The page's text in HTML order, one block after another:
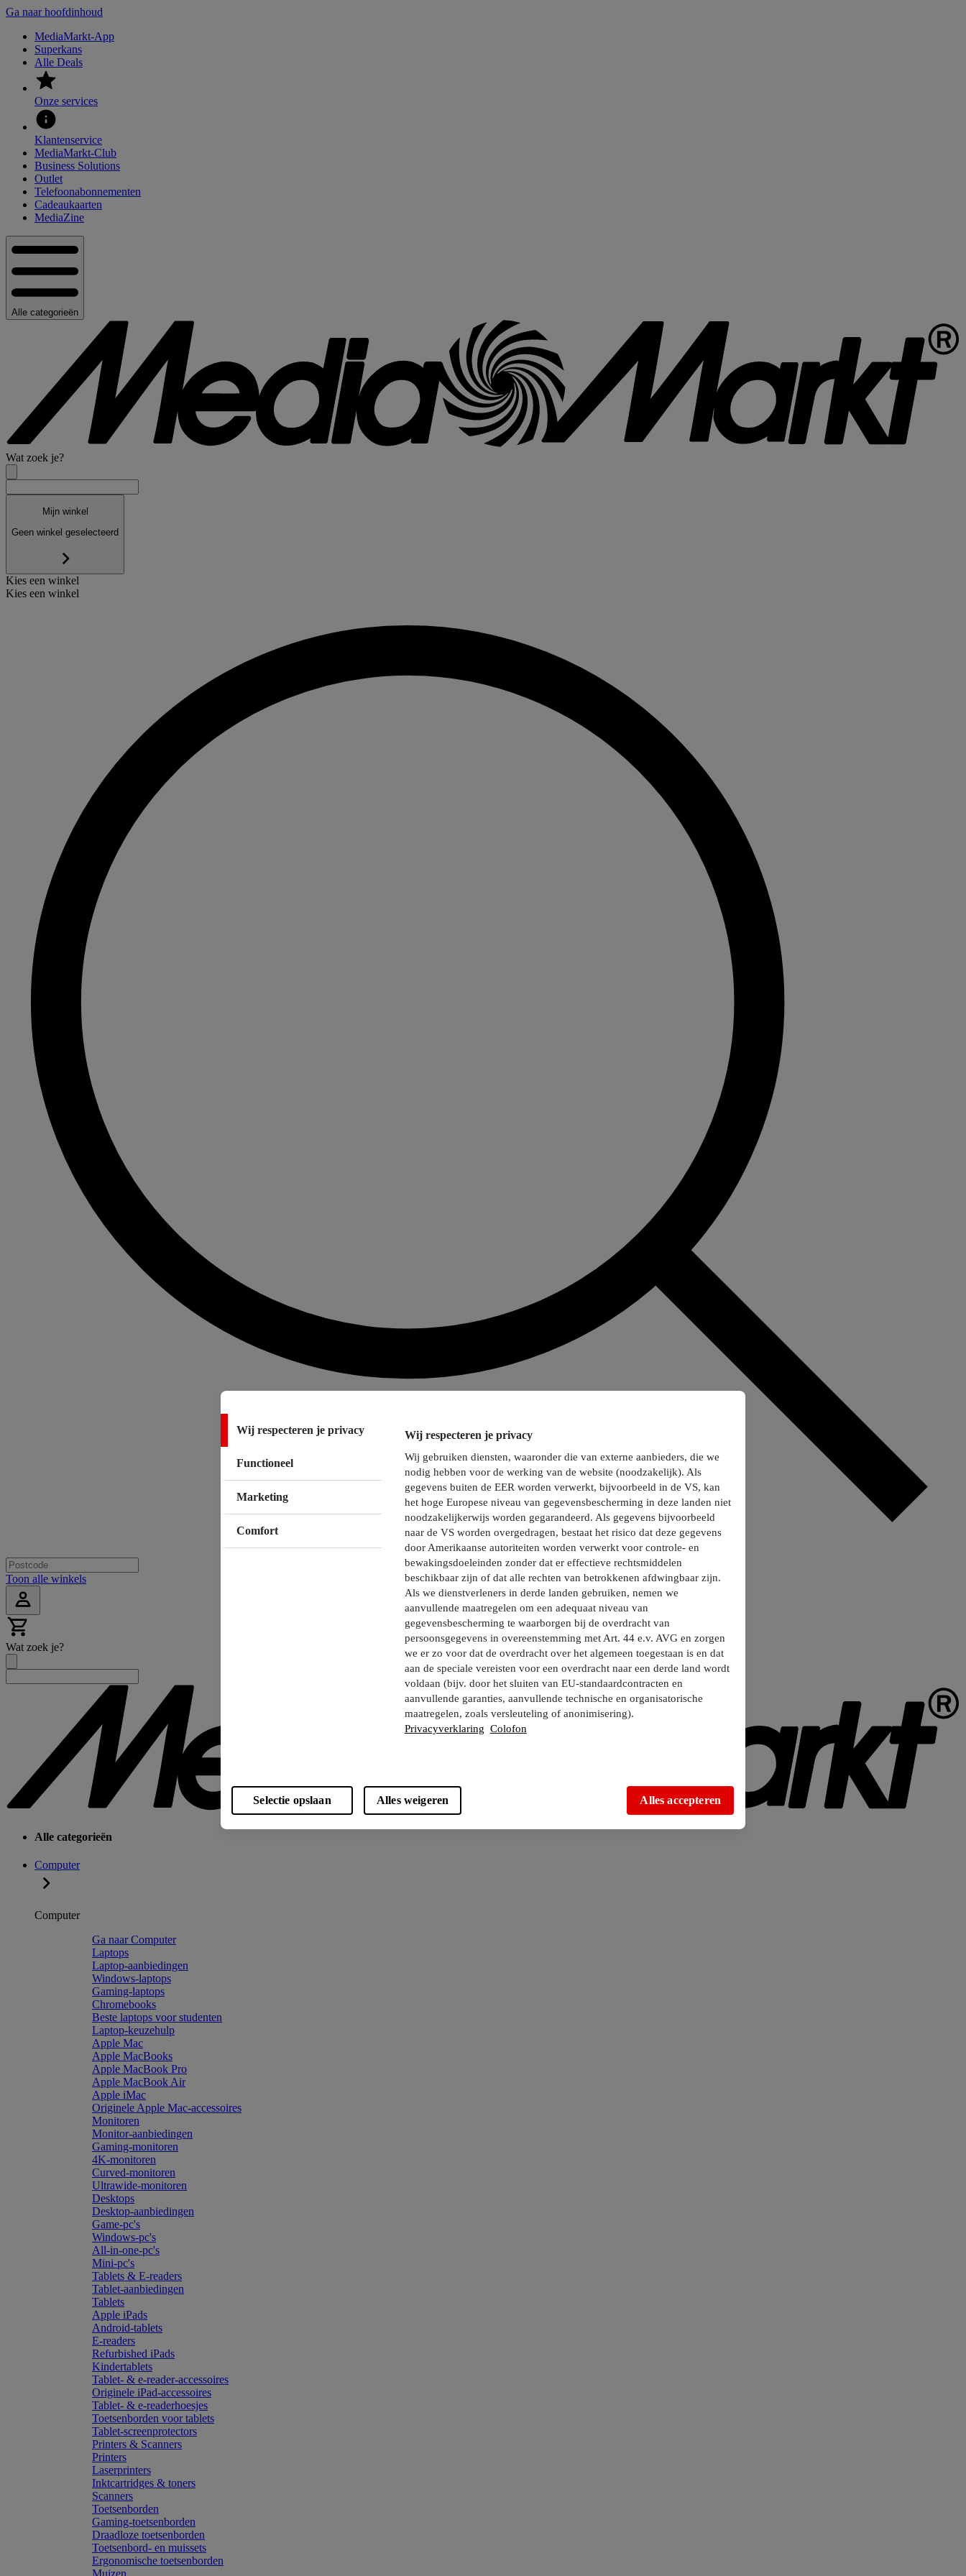
Ga naar hoofdinhoud
MediaMarkt-App
Superkans
Alle Deals
Onze services
Klantenservice
MediaMarkt-Club
Business Solutions
Outlet
Telefoonabonnementen
Cadeaukaarten
MediaZine
Alle categorieën
Wat zoek je?
Mijn winkel
Geen winkel geselecteerd
Kies een winkel
Kies een winkel
Toon alle winkels
Wat zoek je?
Alle categorieën
Computer
Computer
Ga naar Computer
Laptops
Laptop-aanbiedingen
Windows-laptops
Gaming-laptops
Chromebooks
Beste laptops voor studenten
Laptop-keuzehulp
Apple Mac
Apple MacBooks
Apple MacBook Pro
Apple MacBook Air
Apple iMac
Originele Apple Mac-accessoires
Monitoren
Monitor-aanbiedingen
Gaming-monitoren
4K-monitoren
Curved-monitoren
Ultrawide-monitoren
Desktops
Desktop-aanbiedingen
Game-pc's
Windows-pc's
All-in-one-pc's
Mini-pc's
Tablets & E-readers
Tablet-aanbiedingen
Tablets
Apple iPads
Android-tablets
E-readers
Refurbished iPads
Kindertablets
Tablet- & e-reader-accessoires
Originele iPad-accessoires
Tablet- & e-readerhoesjes
Toetsenborden voor tablets
Tablet-screenprotectors
Printers & Scanners
Printers
Laserprinters
Inktcartridges & toners
Scanners
Toetsenborden
Gaming-toetsenborden
Draadloze toetsenborden
Toetsenbord- en muissets
Ergonomische toetsenborden
Wij respecteren je privacy
Functioneel
Marketing
Comfort
Wij respecteren je privacy
Wij gebruiken diensten, waaronder die van externe aanbieders, die we
nodig hebben voor de werking van de website (noodzakelijk). Als
gegevens buiten de EER worden verwerkt, bijvoorbeeld in de VS, kan
het hoge Europese niveau van gegevensbescherming in deze landen niet
noodzakelijkerwijs worden gegarandeerd. Als gegevens bijvoorbeeld
naar de VS worden overgedragen, bestaat het risico dat deze gegevens
door Amerikaanse autoriteiten worden verwerkt voor controle- en
bewakingsdoeleinden zonder dat er effectieve rechtsmiddelen
beschikbaar zijn of dat alle rechten van betrokkenen afdwingbaar zijn.
Als we dienstverleners in derde landen gebruiken, nemen we
aanvullende maatregelen om een adequaat niveau van
gegevensbescherming te waarborgen bij de overdracht van
persoonsgegevens in overeenstemming met Art. 44 e.v. AVG en zorgen
we er zo voor dat de overdracht over het algemeen toegestaan is en dat
aan de speciale vereisten voor een overdracht naar een derde land wordt
voldaan (bijv. door het sluiten van EU-standaardcontracten en
aanvullende garanties, aanvullende technische en organisatorische
maatregelen, zoals versleuteling of anonimisering).
Privacyverklaring Colofon
Selectie opslaan Alles weigeren Alles accepteren